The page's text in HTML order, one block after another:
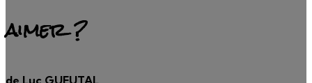
aimer ?
de Luc GUEUTAL